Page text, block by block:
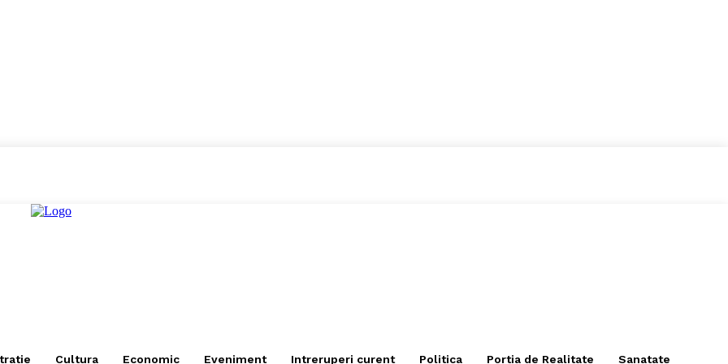
Cultura Economic Eveniment Intreruperi curent Politica Portia de Realitate Sanatate